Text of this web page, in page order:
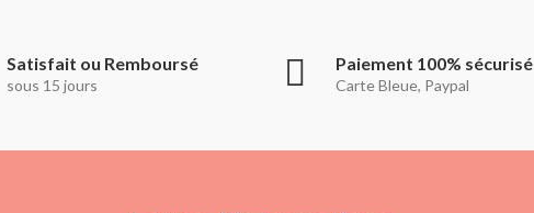
Satisfait ou Remboursé
sous 15 jours
Paiement 100% sécurisé
Carte Bleue, Paypal